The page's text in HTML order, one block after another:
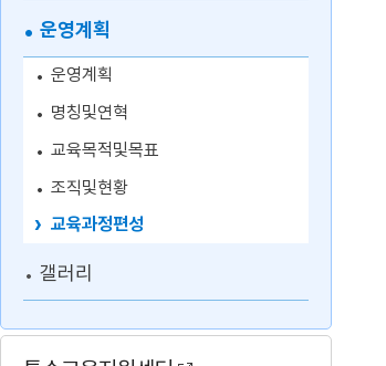
운영계획
운영계획
명칭및연혁
교육목적및목표
조직및현황
교육과정편성
갤러리